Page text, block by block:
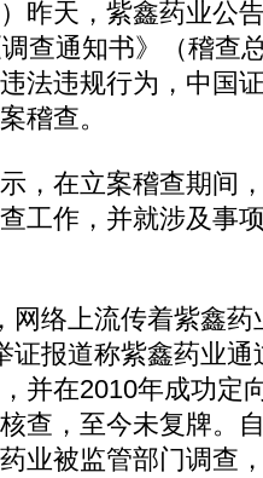
天，紫鑫药业公告
查通知书》（稽查
法违规行为，中国
稽查。
在立案稽查期间
工作，并就涉及事
络上流传着紫鑫药
证报道称紫鑫药业
并在2010年成功定
查，至今未复牌。
业被监管部门调查